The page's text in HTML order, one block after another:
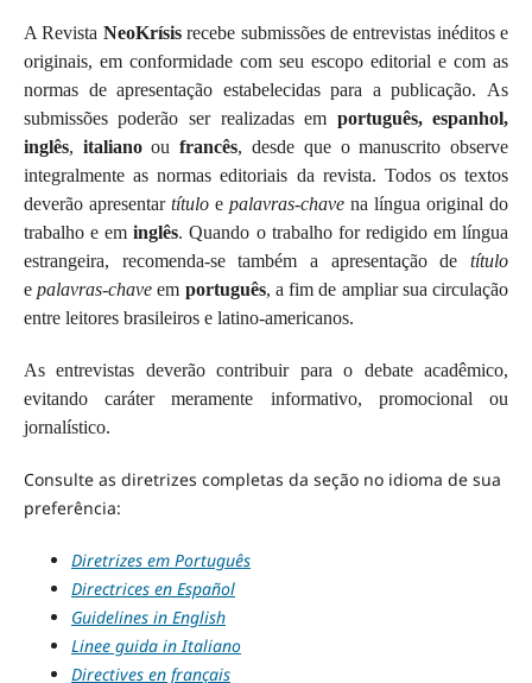
A Revista NeoKrísisrecebe submissões de entrevistas inéditos e
originais, em conformidade com seu escopo editorial e com as
normas de apresentação estabelecidas para a publicação. As
submissões poderão ser realizadas em português, espanhol,
inglês, italianoou francês, desde que o manuscrito observe
integralmente as normas editoriais da revista. Todos os textos
deverão apresentar títuloe palavras-chave na língua original do
trabalho e em inglês. Quando o trabalho for redigido em língua
estrangeira, recomenda-se também a apresentação detítulo
epalavras-chave em português, a fim de ampliar sua circulação
entre leitores brasileiros e latino-americanos.
As entrevistas deverão contribuir para o debate acadêmico,
evitando caráter meramente informativo, promocional ou
jornalístico.
Consulte as diretrizes completas da seção no idioma de sua
preferência:
Diretrizes em Português
Directrices en Español
Guidelines in English
Linee guida in Italiano
Directives en français